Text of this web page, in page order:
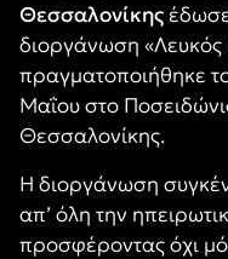
Θεσσαλονίκης
διοργάνωση
πραγματοποιήθηκε
Μαΐου στο
Θεσσαλονίκης.
Η διοργάνωση
απ’ όλη την
προσφέροντας όχι